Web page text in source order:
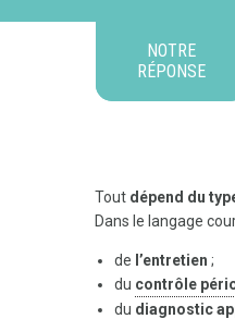
NOTRE
RÉPONSE
Tout dépend du
Dans le langage
de l’entretien ;
du contrôle
du diagnostic